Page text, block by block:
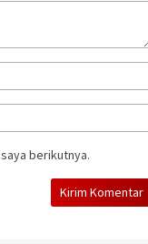
berikutnya.